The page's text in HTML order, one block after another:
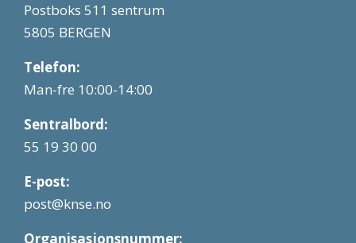
Postboks 511 sentrum
5805 BERGEN
Telefon:
Man-fre 10:00-14:00
Sentralbord:
55 19 30 00
E-post:
post@knse.no
Organisasjonsnummer: